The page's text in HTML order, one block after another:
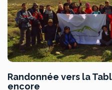
Randonnée vers la
encore